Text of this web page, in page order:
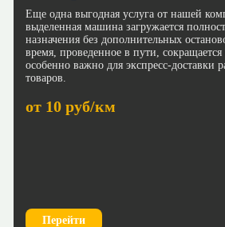
Еще одна выгодная услуга от нашей
выделенная машина загружается
назначения без дополнительных
время, проведенное в пути, сокращается
особенно важно для экспресс-доставки
товаров.
от 10 руб/км
Перейти